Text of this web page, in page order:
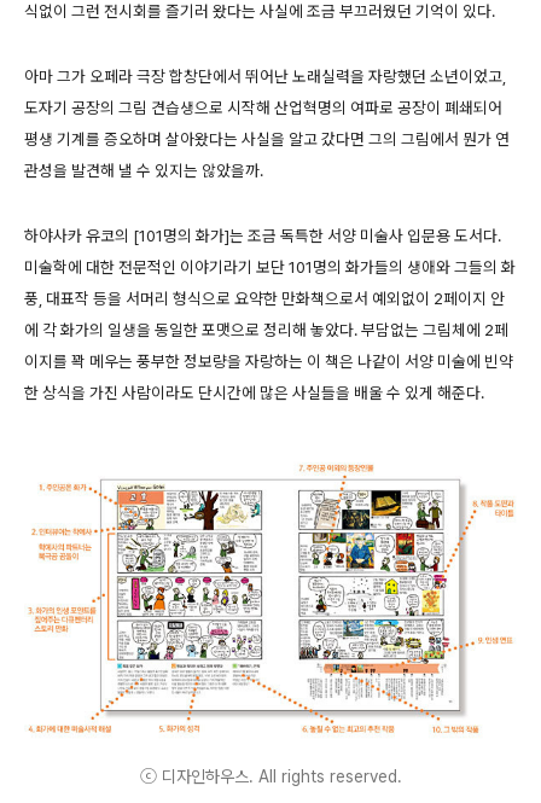
식없이 그런 전시회를 즐기러 왔다는 사실에 조금 부끄러웠던 기억이 있다.
아마 그가 오페라 극장 합창단에서 뛰어난 노래실력을 자랑했던 소년이었고,
도자기 공장의 그림 견습생으로 시작해 산업혁명의 여파로 공장이 폐쇄되어
평생 기계를 증오하며 살아왔다는 사실을 알고 갔다면 그의 그림에서 뭔가 연
관성을 발견해 낼 수 있지는 않았을까.
하야사카 유코의 [101명의 화가]는 조금 독특한 서양 미술사 입문용 도서다.
미술학에 대한 전문적인 이야기라기 보단 101명의 화가들의 생애와 그들의 화
풍, 대표작 등을 서머리 형식으로 요약한 만화책으로서 예외없이 2페이지 안
에 각 화가의 일생을 동일한 포맷으로 정리해 놓았다. 부담없는 그림체에 2페
이지를 꽉 메우는 풍부한 정보량을 자랑하는 이 책은 나같이 서양 미술에 빈약
한 상식을 가진 사람이라도 단시간에 많은 사실들을 배울 수 있게 해준다.
ⓒ 디자인하우스. All rights reserved.